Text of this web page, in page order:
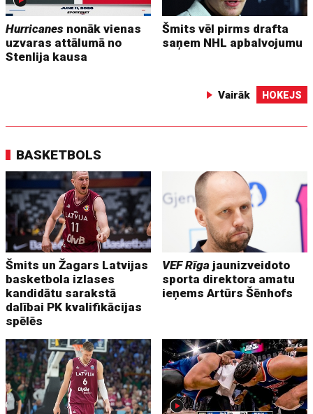
Hurricanes nonāk vienas
uzvaras attālumā no
Stenlija kausa
Šmits vēl pirms drafta
saņem NHL apbalvojumu
Vairāk HOKEJS
BASKETBOLS
Šmits un Žagars Latvijas
basketbola izlases
kandidātu sarakstā
dalībai PK kvalifikācijas
spēlēs
VEF Rīga jaunizveidoto
sporta direktora amatu
ieņems Artūrs Šēnhofs